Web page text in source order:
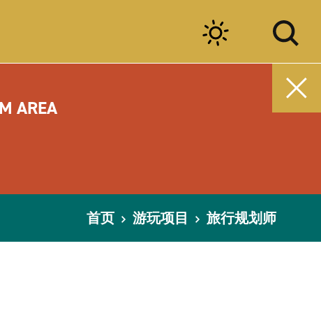
AREA
首页 游玩项目 旅行规划师